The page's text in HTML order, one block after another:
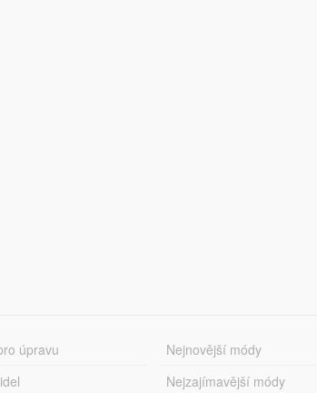
úpravu
Nejnovější módy
Nejzajímavější módy